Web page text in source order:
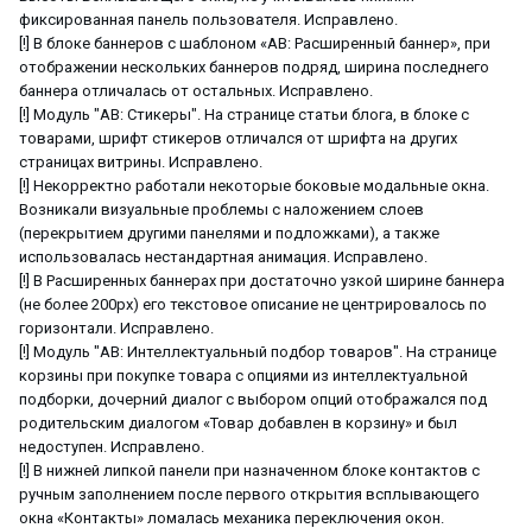
фиксированная панель пользователя. Исправлено.
[!] В блоке баннеров с шаблоном «АВ: Расширенный баннер», при
отображении нескольких баннеров подряд, ширина последнего
баннера отличалась от остальных. Исправлено.
[!] Модуль "АВ: Стикеры". На странице статьи блога, в блоке с
товарами, шрифт стикеров отличался от шрифта на других
страницах витрины. Исправлено.
[!] Некорректно работали некоторые боковые модальные окна.
Возникали визуальные проблемы с наложением слоев
(перекрытием другими панелями и подложками), а также
использовалась нестандартная анимация. Исправлено.
[!] В Расширенных баннерах при достаточно узкой ширине баннера
(не более 200px) его текстовое описание не центрировалось по
горизонтали. Исправлено.
[!] Модуль "АВ: Интеллектуальный подбор товаров". На странице
корзины при покупке товара с опциями из интеллектуальной
подборки, дочерний диалог с выбором опций отображался под
родительским диалогом «Товар добавлен в корзину» и был
недоступен. Исправлено.
[!] В нижней липкой панели при назначенном блоке контактов с
ручным заполнением после первого открытия всплывающего
окна «Контакты» ломалась механика переключения окон.